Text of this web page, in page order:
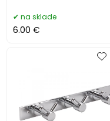
na sklade
6.00 €